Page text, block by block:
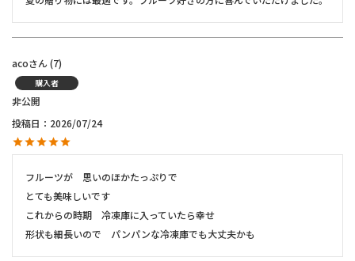
aco 7
購入者
非公開
投稿日
2026/07/24
フルーツが　思いのほかたっぷりで
とても美味しいです
これからの時期　冷凍庫に入っていたら幸せ
形状も細長いので　パンパンな冷凍庫でも大丈夫かも